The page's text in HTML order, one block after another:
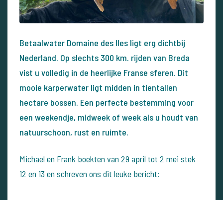
Betaalwater Domaine des Iles ligt erg dichtbij
Nederland. Op slechts 300 km. rijden van Breda
vist u volledig in de heerlijke Franse sferen. Dit
mooie karperwater ligt midden in tientallen
hectare bossen. Een perfecte bestemming voor
een weekendje, midweek of week als u houdt van
natuurschoon, rust en ruimte.
Michael en Frank boekten van 29 april tot 2 mei stek
12 en 13 en schreven ons dit leuke bericht: